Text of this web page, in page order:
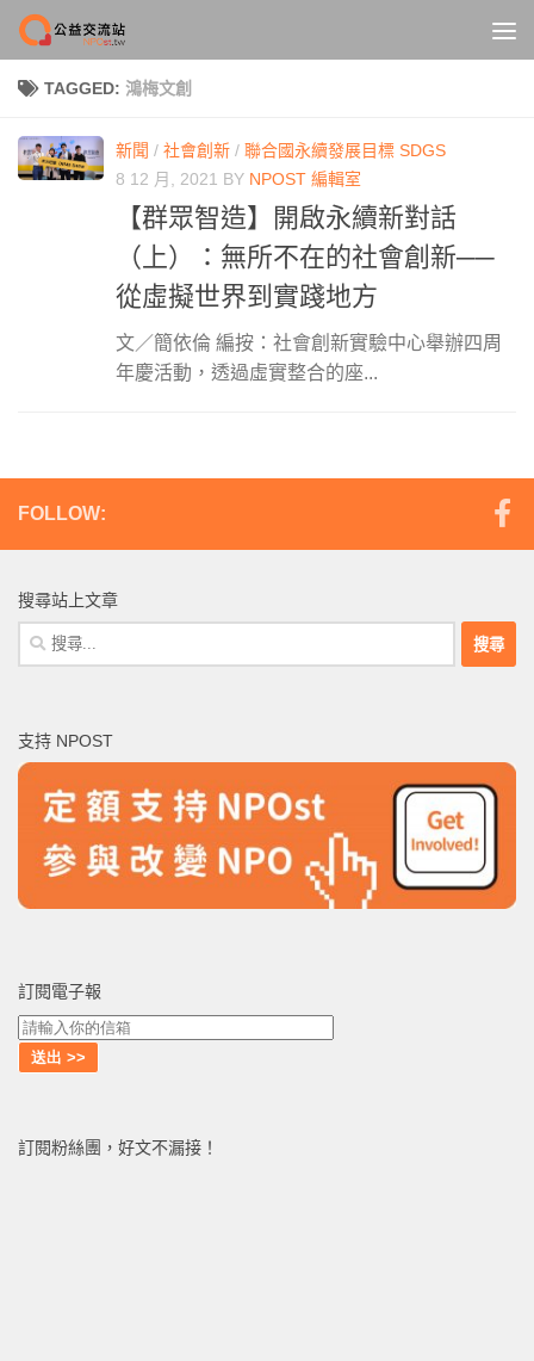
Skip to content
TAGGED: 鴻梅文創
新聞 / 社會創新 / 聯合國永續發展目標 SDGS
8 12 月, 2021 BY NPOST 編輯室
【群眾智造】開啟永續新對話
（上）：無所不在的社會創新──
從虛擬世界到實踐地方
文／簡依倫 編按：社會創新實驗中心舉辦四周
年慶活動，透過虛實整合的座...
FOLLOW:
搜尋站上文章
搜
尋
字:
支持 NPOST
訂閱電子報
訂閱粉絲團，好文不漏接！